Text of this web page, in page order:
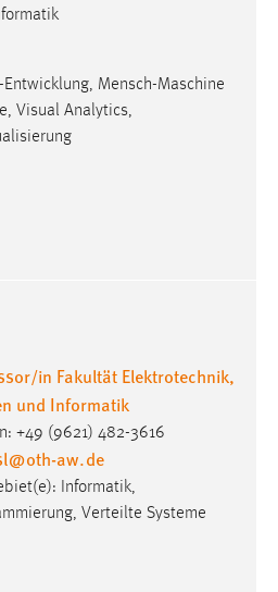
Mensch-Maschine
Visual Analytics,
in Fakultät Elektrotechnik,
und Informatik
+49 (9621) 482-3616
@oth-aw.de
Informatik,
Verteilte Systeme